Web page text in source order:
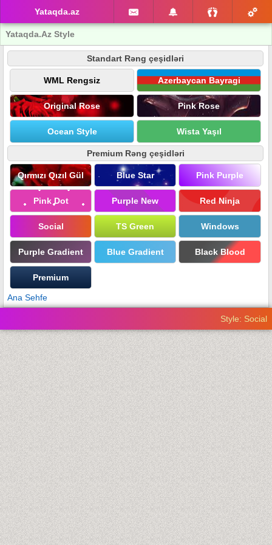
Yataqda.az
Yataqda.Az Style
Standart Rəng çeşidləri
WML Rengsiz Azerbaycan Bayragi
Original Rose Pink Rose
Ocean Style Wista Yaşıl
Premium Rəng çeşidləri
Qırmızı Qızıl Gül Blue Star Pink Purple
Pink Dot Purple New Red Ninja
Social TS Green Windows
Purple Gradient Blue Gradient Black Blood
Premium
Ana Sehfe
Style: Social